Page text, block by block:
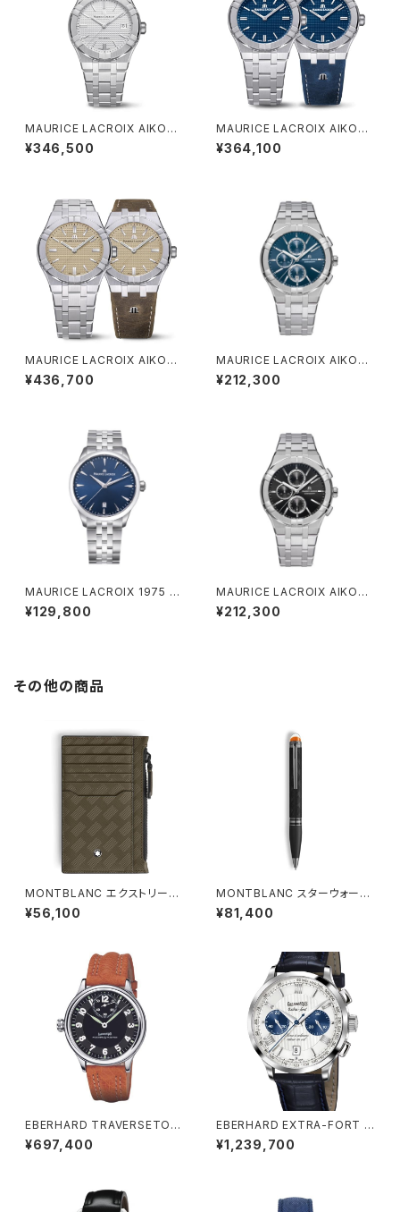
MAURICE LACROIX AIKON
AUTOMATIC DATE 39MM
¥346,500
MAURICE LACROIX AIKON
MANUAL CLUB JAPAN EDI
TION
¥364,100
MAURICE LACROIX AIKON
MANUAL CLUB JAPAN EDI
TION 39mm
¥436,700
MAURICE LACROIX AIKON
Quartz Chronograph
¥212,300
MAURICE LACROIX 1975 Q
uartz 39mm
¥129,800
MAURICE LACROIX AIKON
Quartz Chronograph
¥212,300
その他の商品
MONTBLANC エクストリーム
3.0 カードホルダー 8cc Zip
カーキ
¥56,100
MONTBLANC スターウォーカ
ー エクストリーム プレシャスレ
ジン ボールペン
¥81,400
EBERHARD TRAVERSETOL
O VITRE
¥697,400
EBERHARD EXTRA-FORT R
OUE A COLONNES RETOU
R EN VOL
¥1,239,700